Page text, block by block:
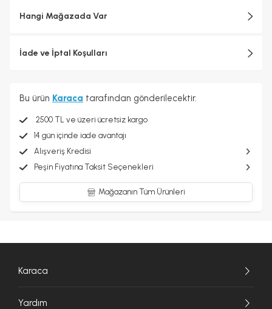
Hangi Mağazada Var
İade ve İptal Koşulları
Bu ürün Karaca tarafından gönderilecektir.
2500 TL ve üzeri ücretsiz kargo
14 gün içinde iade avantajı
Alışveriş Kredisi
Peşin Fiyatına Taksit Seçenekleri
Mağazanın Tüm Ürünleri
Karaca
Yardım